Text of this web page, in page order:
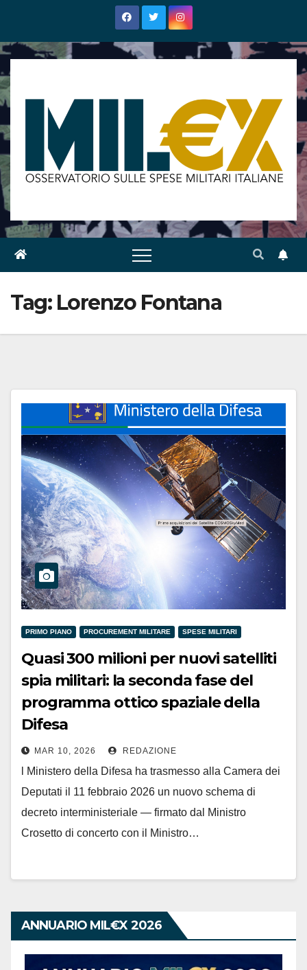
contenuto
Tag: Lorenzo Fontana
PRIMO PIANO PROCUREMENT MILITARE SPESE MILITARI
Quasi 300 milioni per nuovi satelliti
spia militari: la seconda fase del
programma ottico spaziale della
Difesa
MAR 10, 2026 REDAZIONE
l Ministero della Difesa ha trasmesso alla Camera dei
Deputati il 11 febbraio 2026 un nuovo schema di
decreto interministeriale — firmato dal Ministro
Crosetto di concerto con il Ministro…
ANNUARIO MIL€X 2026